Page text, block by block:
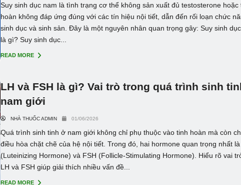
Suy sinh dục nam là tình trạng cơ thể không sản xuất đủ testosterone hoặc
hoàn không đáp ứng đúng với các tín hiệu nội tiết, dẫn đến rối loạn chức
sinh dục và sinh sản. Đây là một nguyên nhân quan trọng gây: Suy sinh
là gì? Suy sinh dục...
READ MORE
LH và FSH là gì? Vai trò trong quá trình sinh
nam giới
NHÀ THUỐC ADMIN 01/06/2026
Quá trình sinh tinh ở nam giới không chỉ phụ thuộc vào tinh hoàn mà còn
điều hòa chặt chẽ của hệ nội tiết. Trong đó, hai hormone quan trọng nhất là
(Luteinizing Hormone) và FSH (Follicle-Stimulating Hormone). Hiểu rõ vai
LH và FSH giúp giải thích nhiều vấn đề...
READ MORE